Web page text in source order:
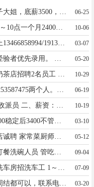
06-25
找一个会包包子的大姐，地摊早5～10点一个月2400地址兰亭御湖城附近☎️14703455468 10-06
乾鑫佳园麻将馆招做饭的中午晚上13466858994/19135411819 03-07
05-20
10-29
06-19
10-19
03-10
05-12
小店区坞城路富士康附近学校招打餐洗碗人员 管吃管住，住宿条件好，月休7天。 身体健康就可以，面试打电话15735010880 09-04
07-09
求职，水电二配工两人，日结，周结都可以，联系电话13834612512张师傅 03-20